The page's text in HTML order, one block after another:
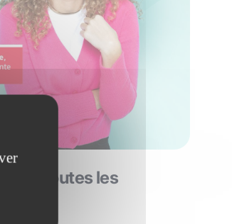
toutes les